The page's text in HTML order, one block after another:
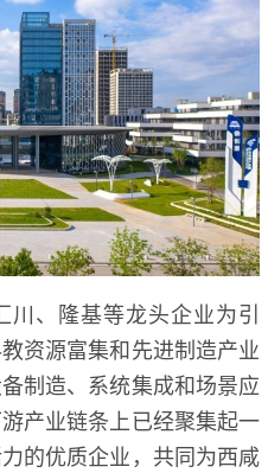
川、隆基等龙头企业为引
资源富集和先进制造产业
制造、系统集成和场景应
产业链条上已经聚集起一
的优质企业，共同为西咸